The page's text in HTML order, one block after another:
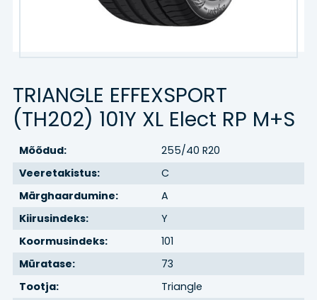
VELJED
Hinnakiri
Rehvitööd
Õlivahetus
Rehvihotell
BRONEERI
REHVIVAHETUS
TRIANGLE EFFEXSPORT
(TH202) 101Y XL Elect RP M+S
Mõõdud:
255/40 R20
Veeretakistus:
C
Märghaardumine:
A
Kiirusindeks:
Y
Koormusindeks:
101
Müratase:
73
Tootja:
Triangle